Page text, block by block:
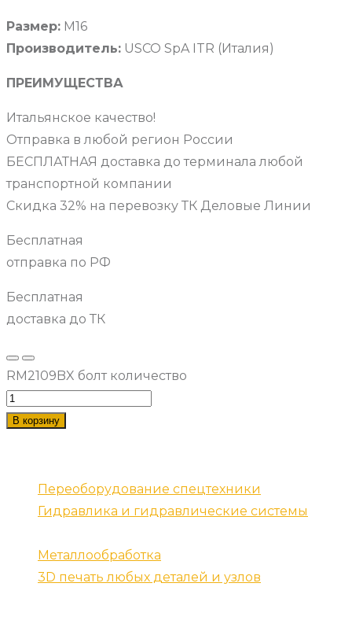
Размер: М16
Производитель: USCO SpA ITR (Италия)
ПРЕИМУЩЕСТВА
Итальянское качество!
Отправка в любой регион России
БЕСПЛАТНАЯ доставка до терминала любой
транспортной компании
Скидка 32% на перевозку ТК Деловые Линии
Бесплатная
отправка по РФ
Бесплатная
доставка до ТК
RM2109BX болт количество
В корзину
Переоборудование спецтехники
Гидравлика и гидравлические системы
Металлообработка
3D печать любых деталей и узлов